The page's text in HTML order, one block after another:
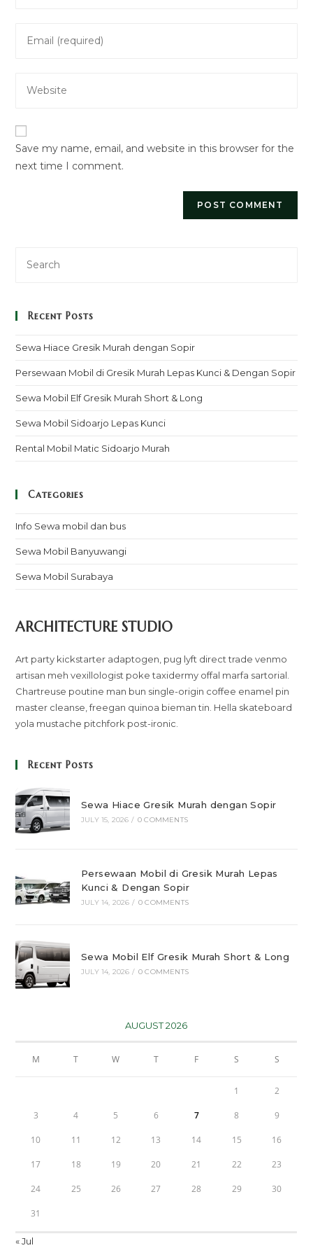
comment
your
address
your
URL
(optional)
Save my name, email, and website in this browser for the
next time I comment.
Recent Posts
Sewa Hiace Gresik Murah dengan Sopir
Persewaan Mobil di Gresik Murah Lepas Kunci & Dengan Sopir
Sewa Mobil Elf Gresik Murah Short & Long
Sewa Mobil Sidoarjo Lepas Kunci
Rental Mobil Matic Sidoarjo Murah
Categories
Info Sewa mobil dan bus
Sewa Mobil Banyuwangi
Sewa Mobil Surabaya
ARCHITECTURE STUDIO
Art party kickstarter adaptogen, pug lyft direct trade venmo
artisan meh vexillologist poke taxidermy offal marfa sartorial.
Chartreuse poutine man bun single-origin coffee enamel pin
master cleanse, freegan quinoa bieman tin. Hella skateboard
yola mustache pitchfork post-ironic.
Recent Posts
Sewa Hiace Gresik Murah dengan Sopir
JULY 15, 2026 / 0 COMMENTS
Persewaan Mobil di Gresik Murah Lepas
Kunci & Dengan Sopir
JULY 14, 2026 / 0 COMMENTS
Sewa Mobil Elf Gresik Murah Short & Long
JULY 14, 2026 / 0 COMMENTS
AUGUST 2026
M T W T F S S
1 2
3 4 5 6 7 8 9
10 11 12 13 14 15 16
17 18 19 20 21 22 23
24 25 26 27 28 29 30
31
« Jul